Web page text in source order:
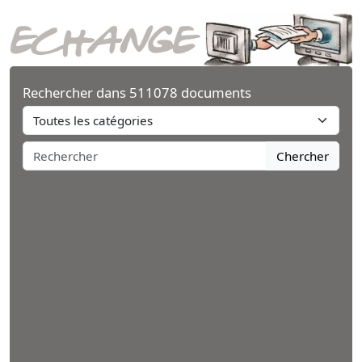
Rechercher dans 511078 documents
Chercher